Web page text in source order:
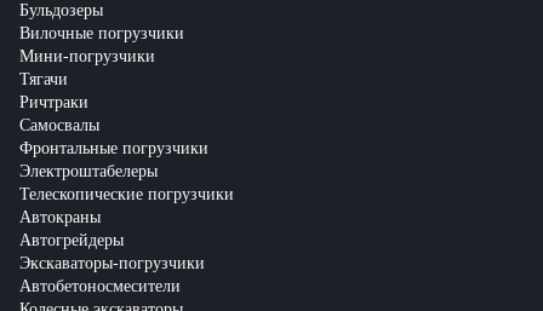
Бульдозеры
Вилочные погрузчики
Мини-погрузчики
Тягачи
Ричтраки
Самосвалы
Фронтальные погрузчики
Электроштабелеры
Телескопические погрузчики
Автокраны
Автогрейдеры
Экскаваторы-погрузчики
Автобетоносмесители